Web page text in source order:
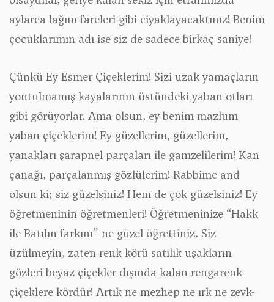
aylarca lağım fareleri gibi ciyaklayacaktınız! Benim
çocuklarımın adı ise siz de sadece birkaç saniye!
Çünkü Ey Esmer Çiçeklerim! Sizi uzak yamaçların
yontulmamış kayalarının üstündeki yaban otları
gibi görüyorlar. Ama olsun, ey benim mazlum
yaban çiçeklerim! Ey güzellerim, güzellerim,
yanakları şarapnel parçaları ile gamzelilerim! Kan
çanağı, parçalanmış gözlülerim! Rabbime and
olsun ki; siz güzelsiniz! Hem de çok güzelsiniz! Ey
öğretmeninin öğretmenleri! Öğretmeninize “Hakk
ile Batılın farkını” ne güzel öğrettiniz. Siz
üzülmeyin, zaten renk körü satılık uşakların
gözleri beyaz çiçekler dışında kalan rengarenk
çiçeklere kördür! Artık ne mezhep ne ırk ne zevk-